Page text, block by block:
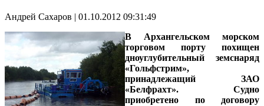
Андрей Сахаров | 01.10.2012 09:31:49
В Архангельском морском
торговом порту похищен
дноуглубительный земснаряд
«Гольфстрим»,
принадлежащий ЗАО
«Белфрахт». Судно
приобретено по договору